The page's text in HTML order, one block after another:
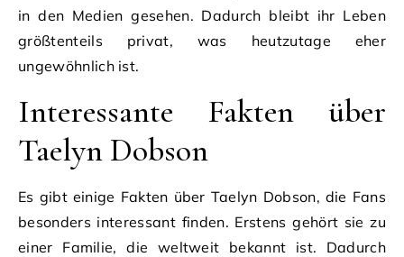
in den Medien gesehen. Dadurch bleibt ihr Leben
größtenteils privat, was heutzutage eher
ungewöhnlich ist.
Interessante Fakten über
Taelyn Dobson
Es gibt einige Fakten über Taelyn Dobson, die Fans
besonders interessant finden. Erstens gehört sie zu
einer Familie, die weltweit bekannt ist. Dadurch